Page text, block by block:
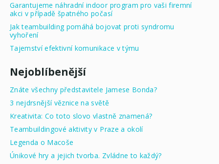
Garantujeme náhradní indoor program pro vaši firemní
akci v případě špatného počasí
Jak teambuilding pomáhá bojovat proti syndromu
vyhoření
Tajemství efektivní komunikace v týmu
Nejoblíbenější
Znáte všechny představitele Jamese Bonda?
3 nejdrsnější věznice na světě
Kreativita: Co toto slovo vlastně znamená?
Teambuildingové aktivity v Praze a okolí
Legenda o Macoše
Únikové hry a jejich tvorba. Zvládne to každý?